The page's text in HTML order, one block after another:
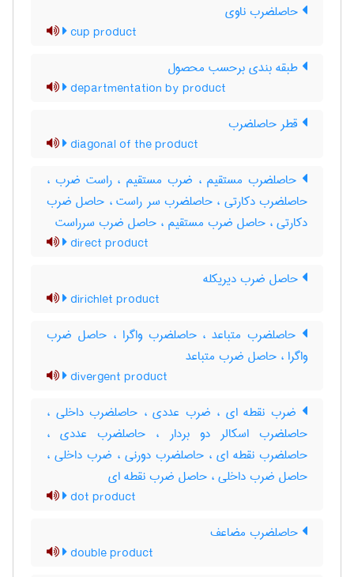
حاصلضرب ناوی
cup product
طبقه بندی برحسب محصول
departmentation by product
قطر حاصلضرب
diagonal of the product
حاصلضرب مستقیم ، ضرب مستقیم ، راست ضرب ،
حاصلضرب دکارتی ، حاصلضرب سر راست ، حاصل ضرب
دکارتی ، حاصل ضرب مستقیم ، حاصل ضرب سرراست
direct product
حاصل ضرب دیریکله
dirichlet product
حاصلضرب متباعد ، حاصلضرب واگرا ، حاصل ضرب
واگرا ، حاصل ضرب متباعد
divergent product
ضرب نقطه ای ، ضرب عددی ، حاصلضرب داخلی ،
حاصلضرب اسکالر دو بردار ، حاصلضرب عددی ،
حاصلضرب نقطه ای ، حاصلضرب دورنی ، ضرب داخلی ،
حاصل ضرب داخلی ، حاصل ضرب نقطه ای
dot product
حاصلضرب مضاعف
double product